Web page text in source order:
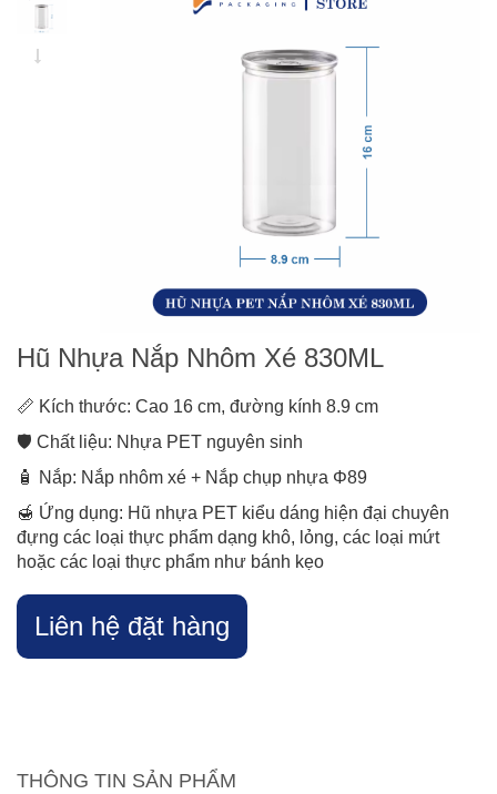
Hũ Nhựa Nắp Nhôm Xé 830ML
📏 Kích thước: Cao 16 cm, đường kính 8.9 cm
🛡️ Chất liệu: Nhựa PET nguyên sinh
🧴 Nắp: Nắp nhôm xé + Nắp chụp nhựa Φ89
🍯 Ứng dụng: Hũ nhựa PET kiểu dáng hiện đại chuyên
đựng các loại thực phẩm dạng khô, lỏng, các loại mứt
hoặc các loại thực phẩm như bánh kẹo
Liên hệ đặt hàng
THÔNG TIN SẢN PHẨM